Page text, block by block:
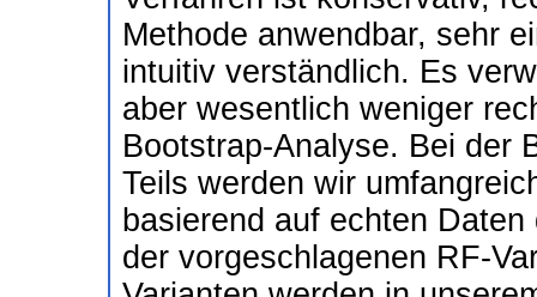
Methode anwendbar, sehr
intuitiv verständlich. Es
aber wesentlich weniger
Bootstrap-Analyse. Bei der
Teils werden wir
basierend auf echten
der vorgeschlagenen RF-